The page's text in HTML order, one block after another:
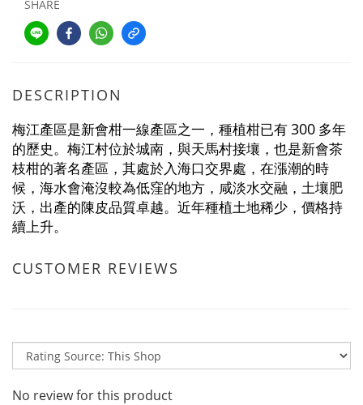
SHARE
DESCRIPTION
梅江產區是新會柑一線產區之一，種植柑已有300 多年
的歷史。梅江村位於城南，與天馬村接壤，也是新會茶
枝柑的著名產區，其處於入海口交界處，在漲潮的時
候，海水會淹沒較為低窪的地方，咸淡水交融，土壤肥
沃，出產的陳皮品質卓越。近年種植土地稀少，價格持
續上升。
CUSTOMER REVIEWS
No review for this product